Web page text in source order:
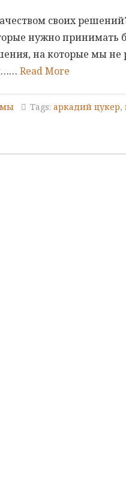
своих
нужно принимать
на которые мы
Read More
Tags: аркадий цукер,